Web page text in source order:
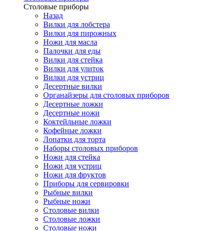
Cтоловые приборы
Назад
Вилки для лобстера
Вилки для пирожных
Ножи для масла
Палочки для еды
Вилки для стейка
Вилки для улиток
Вилки для устриц
Десертные вилки
Органайзеры для столовых приборов
Десертные ложки
Десертные ножи
Коктейльные ложки
Кофейные ложки
Лопатки для торта
Наборы столовых приборов
Ножи для стейка
Ножи для устриц
Ножи для фруктов
Приборы для сервировки
Рыбные вилки
Рыбные ножи
Столовые вилки
Столовые ложки
Столовые ножи